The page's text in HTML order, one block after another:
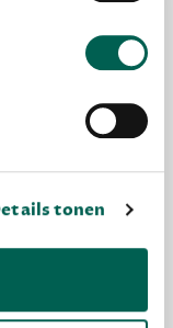
tonen
en je